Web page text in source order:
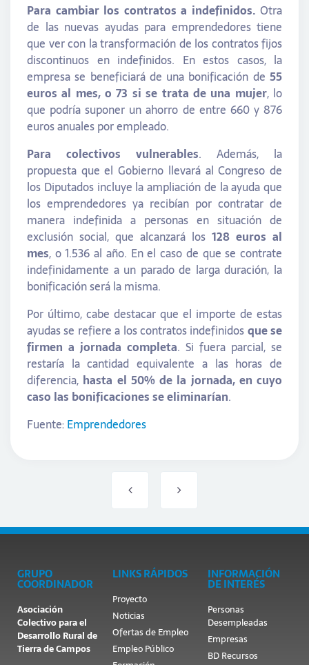
Para cambiar los contratos a indefinidos. Otra
de las nuevas ayudas para emprendedores tiene
que ver con la transformación de los contratos fijos
discontinuos en indefinidos. En estos casos, la
empresa se beneficiará de una bonificación de 55
euros al mes, o 73 si se trata de una mujer, lo
que podría suponer un ahorro de entre 660 y 876
euros anuales por empleado.
Para colectivos vulnerables. Además, la
propuesta que el Gobierno llevará al Congreso de
los Diputados incluye la ampliación de la ayuda que
los emprendedores ya recibían por contratar de
manera indefinida a personas en situación de
exclusión social, que alcanzará los 128 euros al
mes, o 1.536 al año. En el caso de que se contrate
indefinidamente a un parado de larga duración, la
bonificación será la misma.
Por último, cabe destacar que el importe de estas
ayudas se refiere a los contratos indefinidosque se
firmen a jornada completa. Si fuera parcial, se
restaría la cantidad equivalente a las horas de
diferencia, hasta el 50% de la jornada, en cuyo
caso las bonificaciones se eliminarían.
Fuente:Emprendedores
GRUPO
COORDINADOR
Asociación
Colectivo para el
Desarrollo Rural de
Tierra de Campos
LINKS RÁPIDOS
Proyecto
Noticias
Ofertas de Empleo
Empleo Público
INFORMACIÓN
DE INTERÉS
Personas
Desempleadas
Empresas
BD Recursos